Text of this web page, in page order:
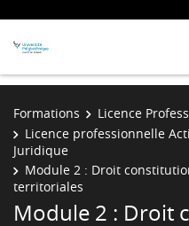
Formations
Licence
Licence professionnelle
Juridique
Module 2 : Droit
territoriales
Module 2 : Droit